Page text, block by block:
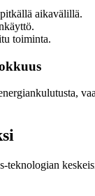
aikavälillä.
toiminta.